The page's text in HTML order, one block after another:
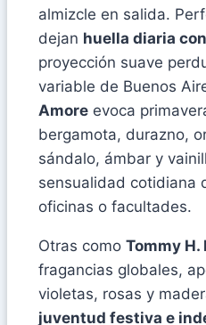
almizcle en salida.
dejan huella diaria
proyección suave
variable de Buenos
Amore evoca
bergamota, durazno,
sándalo, ámbar y
sensualidad cotidiana
oficinas o facultades.
Otras como Tommy H.
fragancias globales,
violetas, rosas y
juventud festiva e